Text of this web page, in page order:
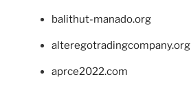
balithut-manado.org
alteregotradingcompany.org
aprce2022.com